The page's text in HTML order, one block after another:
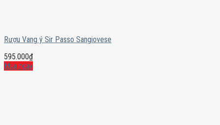
Rượu Vang ý Sir Passo Sangiovese
595.000₫
Mua ngay